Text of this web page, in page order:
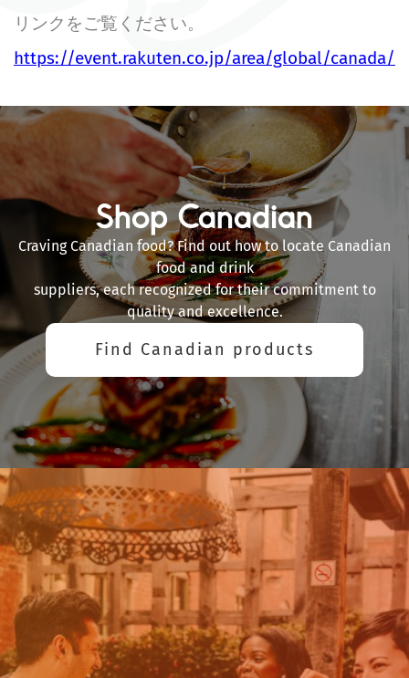
リンクをご覧ください。
https://event.rakuten.co.jp/area/global/canada/
Shop Canadian
Craving Canadian food? Find out how to locate Canadian
food and drink
suppliers, each recognized for their commitment to
quality and excellence.
Find Canadian products